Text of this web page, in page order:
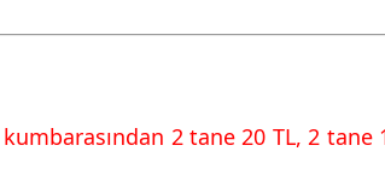
2 tane 20 TL, 2 tane